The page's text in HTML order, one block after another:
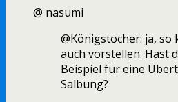
@ nasumi
@Königstocher: ja,
auch vorstellen. Hast
Beispiel für eine
Salbung?